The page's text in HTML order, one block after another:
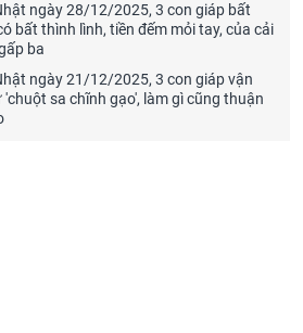
ngày 28/12/2025, 3 con giáp bất
bất thình lình, tiền đếm mỏi tay, của cải
ba
ngày 21/12/2025, 3 con giáp vận
sa chĩnh gạo', làm gì cũng thuận